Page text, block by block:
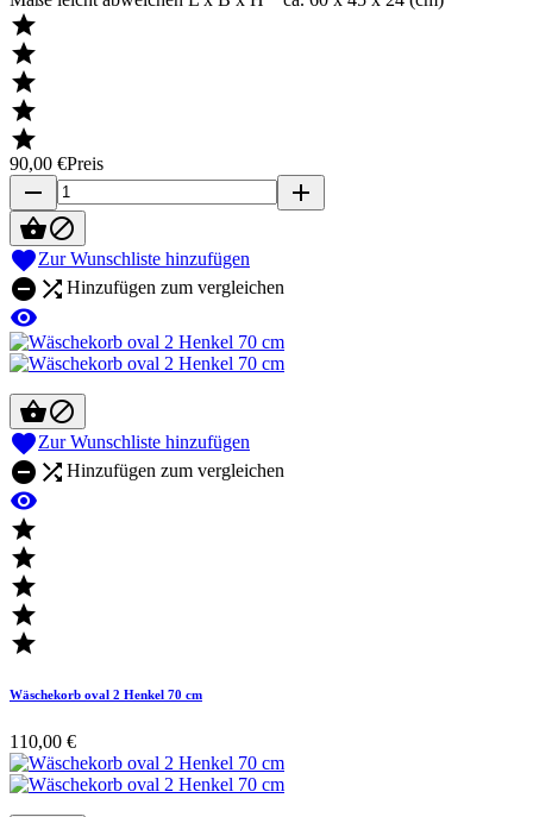





90,00 €Preis
remove
add

Zur Wunschliste hinzufügen
  Hinzufügen zum vergleichen


Zur Wunschliste hinzufügen
  Hinzufügen zum vergleichen






Wäschekorb oval 2 Henkel 70 cm
110,00 €